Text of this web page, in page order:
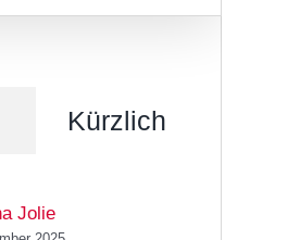
Kürzlich
Jolie